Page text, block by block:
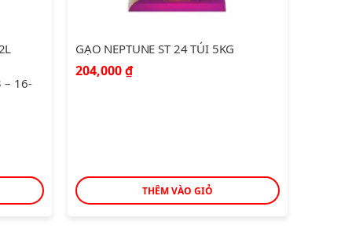
NƯỚC MẮM NAM NGƯ 750ML
THÊM VÀO GIỎ